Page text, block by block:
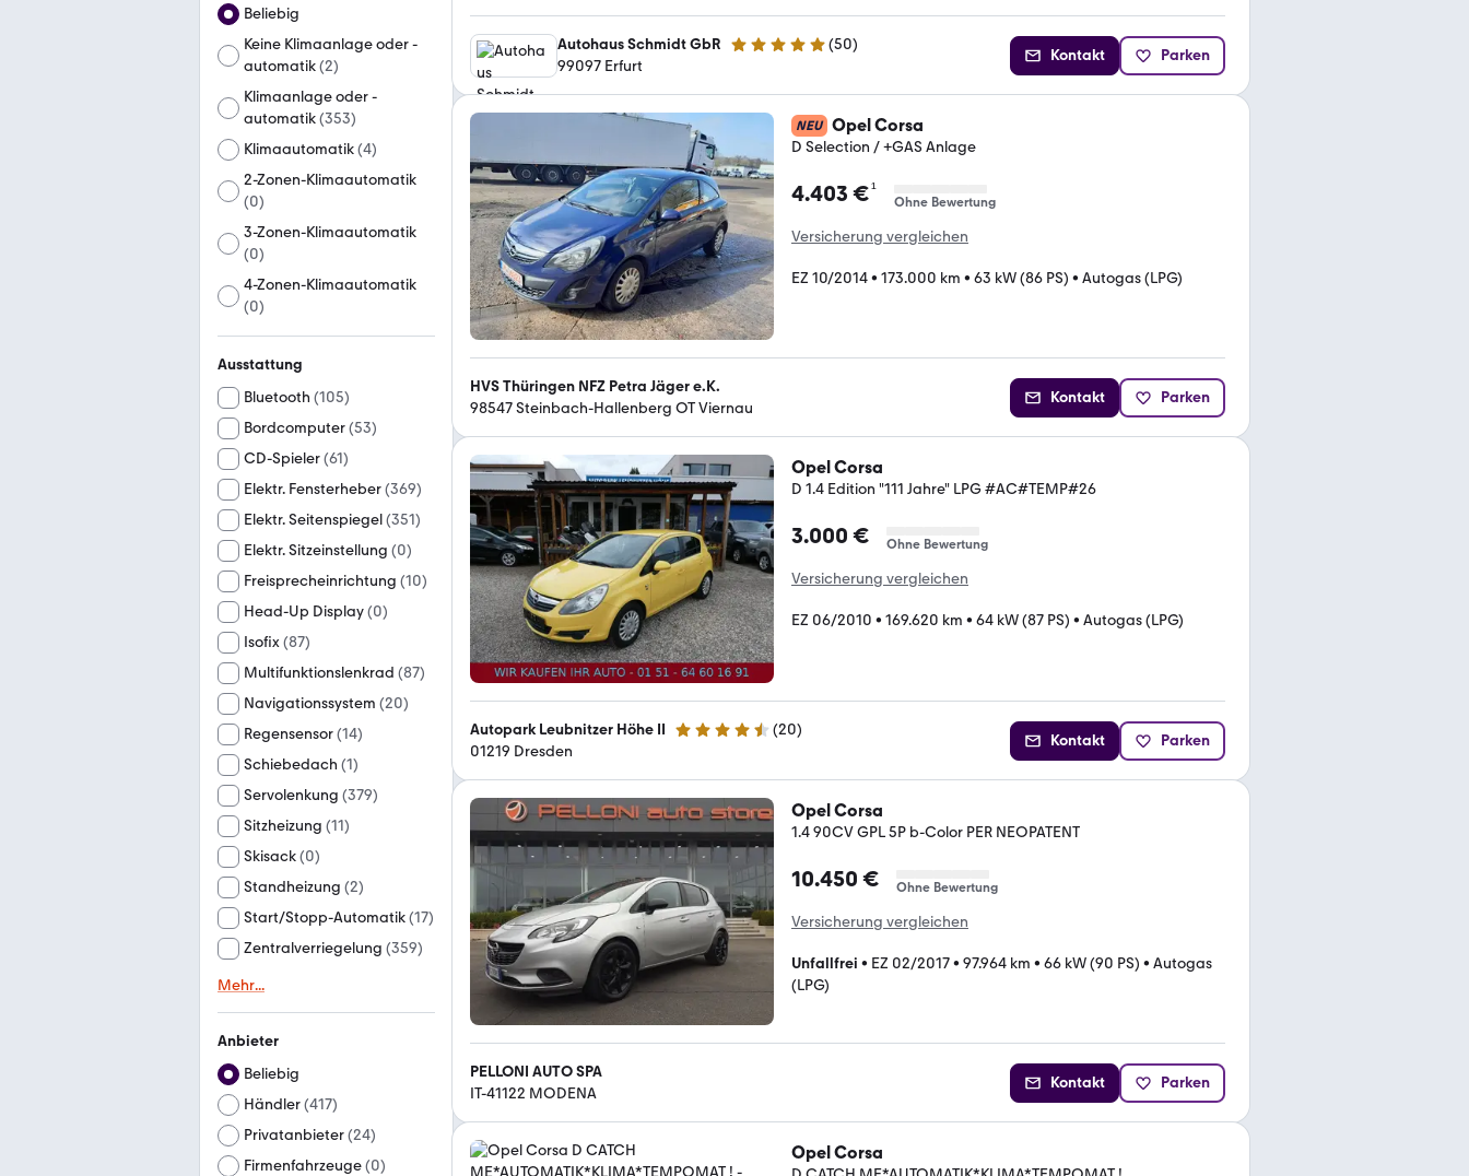
Beliebig
Keine Klimaanlage oder -
automatik(2)
Klimaanlage oder -
automatik(353)
Klimaautomatik(4)
2-Zonen-Klimaautomatik
(0)
3-Zonen-Klimaautomatik
(0)
4-Zonen-Klimaautomatik
(0)
Ausstattung
Bluetooth (105)
Bordcomputer(53)
CD-Spieler(61)
Elektr. Fensterheber(369)
Elektr. Seitenspiegel(351)
Elektr. Sitzeinstellung (0)
Freisprecheinrichtung (10)
Head-Up Display(0)
Isofix(87)
Multifunktionslenkrad (87)
Navigationssystem (20)
Regensensor(14)
Schiebedach (1)
Servolenkung (379)
Sitzheizung (11)
Skisack(0)
Standheizung (2)
Start/Stopp-Automatik(17)
Zentralverriegelung (359)
Mehr...
Anbieter
Beliebig
Händler(417)
Privatanbieter(24)
Firmenfahrzeuge(0)
Autohaus Schmidt GbR 5 Sterne (50)
99097 Erfurt
Kontakt Parken
NEU Opel Corsa
D Selection / +GAS Anlage
4.403 €¹
Ohne Bewertung
Versicherung vergleichen
EZ 10/2014• 173.000 km • 63 kW (86 PS) • Autogas (LPG)
HVS Thüringen NFZ Petra Jäger e.K.
98547 Steinbach-Hallenberg OT Viernau
Kontakt Parken
Opel Corsa
D 1.4 Edition "111 Jahre" LPG #AC#TEMP#26
3.000 € Ohne Bewertung
Versicherung vergleichen
EZ 06/2010 • 169.620 km • 64 kW (87 PS) • Autogas (LPG)
Autopark Leubnitzer Höhe II 4.5 Sterne (20)
01219 Dresden
Kontakt Parken
Opel Corsa
1.4 90CV GPL 5P b-Color PER NEOPATENT
10.450 € Ohne Bewertung
Versicherung vergleichen
Unfallfrei • EZ 02/2017• 97.964 km • 66 kW (90 PS) • Autogas
(LPG)
PELLONI AUTO SPA
IT-41122 MODENA
Kontakt Parken
Opel Corsa